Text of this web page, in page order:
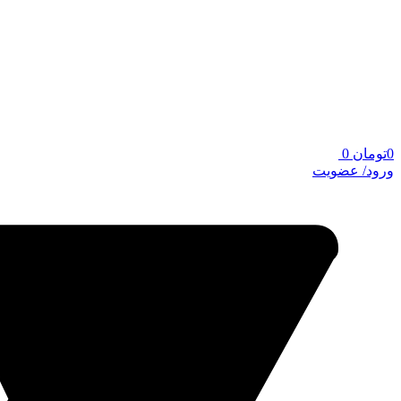
0تومان 0
ورود/ عضویت